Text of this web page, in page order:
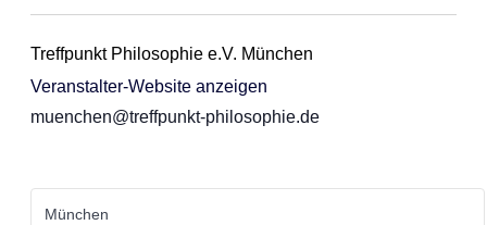
Treffpunkt Philosophie e.V. München
Veranstalter-Website anzeigen
muenchen@treffpunkt-philosophie.de
München